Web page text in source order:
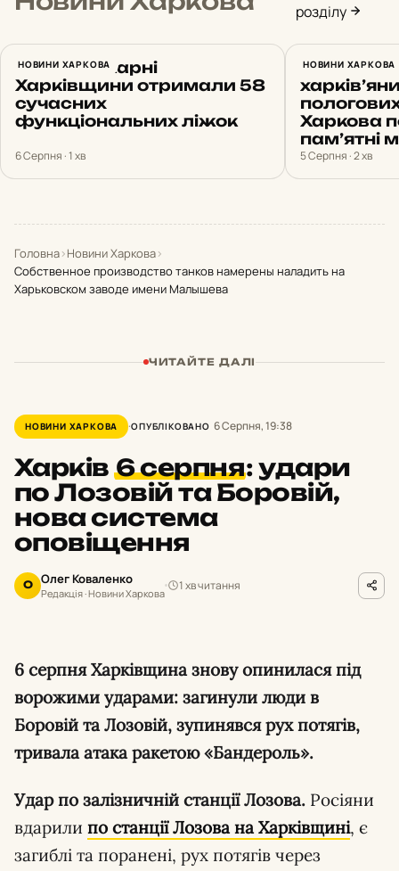
розділу
НОВИНИ ХАРКОВА
Ще три лікарні
Харківщини отримали 58
сучасних
функціональних ліжок
6 Серпня · 1 хв
НОВИНИ ХАРКОВА
Харкова
пам’ятні
5 Серпня · 2 хв
Головна›Новини Харкова›
Собственное производство танков намерены наладить на
Харьковском заводе имени Малышева
ЧИТАЙТЕ ДАЛІ
НОВИНИ ХАРКОВА ОПУБЛІКОВАНО 6 Серпня, 19:38
Харків6 серпня:удари
по Лозовій та Боровій,
нова система
оповіщення
О Олег Коваленко
Редакція · Новини Харкова
1 хв читання
6 серпня Харківщина знову опинилася під
ворожими ударами: загинули люди в
Боровій та Лозовій, зупинявся рух потягів,
тривала атака ракетою «Бандероль».
Удар по залізничній станції Лозова. Росіяни
вдарили по станції Лозова на Харківщині, є
загиблі та поранені, рух потягів через